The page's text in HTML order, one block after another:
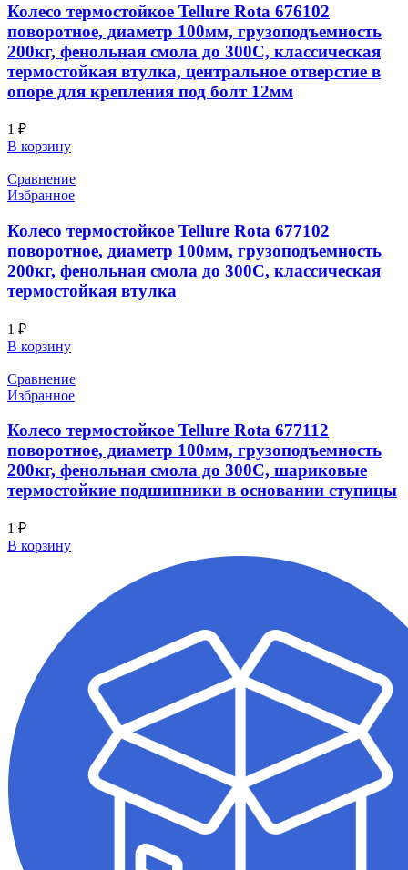
Колесо термостойкое Tellure Rota 676102
поворотное, диаметр 100мм, грузоподъемность
200кг, фенольная смола до 300С, классическая
термостойкая втулка, центральное отверстие в
опоре для крепления под болт 12мм
1 ₽
В корзину
Сравнение
Избранное
Колесо термостойкое Tellure Rota 677102
поворотное, диаметр 100мм, грузоподъемность
200кг, фенольная смола до 300С, классическая
термостойкая втулка
1 ₽
В корзину
Сравнение
Избранное
Колесо термостойкое Tellure Rota 677112
поворотное, диаметр 100мм, грузоподъемность
200кг, фенольная смола до 300С, шариковые
термостойкие подшипники в основании ступицы
1 ₽
В корзину